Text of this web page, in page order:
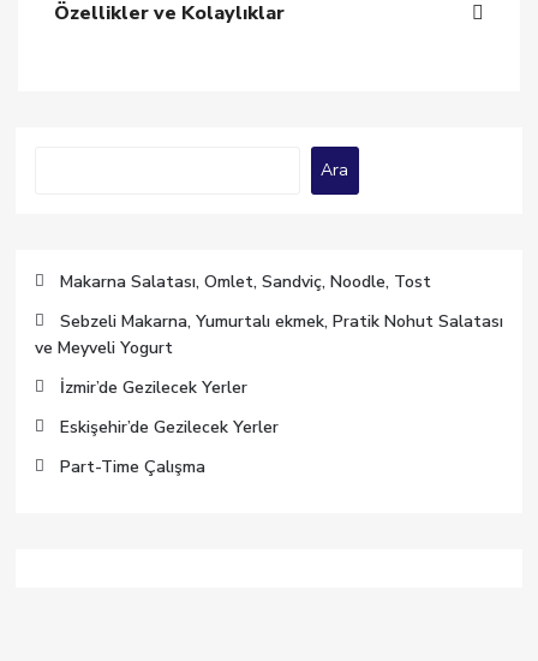
Özellikler ve Kolaylıklar
Ara
Makarna Salatası, Omlet, Sandviç, Noodle, Tost
Sebzeli Makarna, Yumurtalı ekmek, Pratik Nohut Salatası
ve Meyveli Yogurt
İzmir’de Gezilecek Yerler
Eskişehir’de Gezilecek Yerler
Part-Time Çalışma